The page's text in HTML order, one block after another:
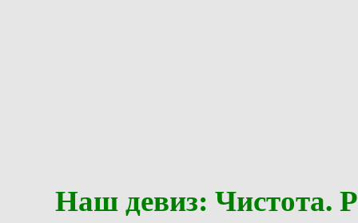
Наш девиз: